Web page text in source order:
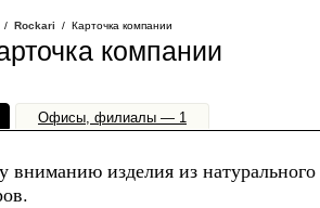
/ Rockari / Карточка компании
компании
Офисы, филиалы — 1
вниманию изделия из